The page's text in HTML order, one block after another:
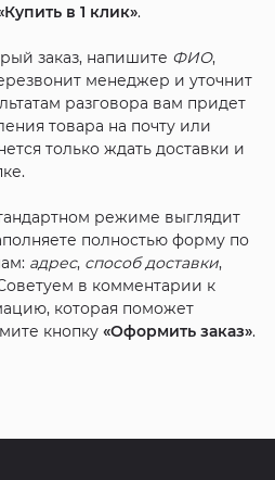
в 1 клик».
заказ, напишите ФИО,
менеджер и уточнит
разговора вам придет
товара на почту или
только ждать доставки и
режиме выглядит
полностью форму по
адрес, способ доставки,
в комментарии к
которая поможет
кнопку «Оформить заказ».